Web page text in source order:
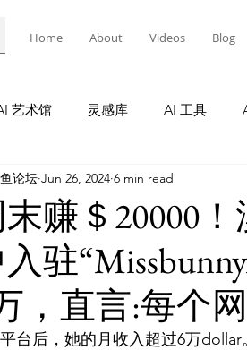
Home About Videos Blog
艺术馆 灵感库 AI 工具
AI Tool Tutorials
AI 新闻 灵感库
赚＄20000
驻
，直言:每个
论坛 Jun 26, 2024 6 min read
台后，她的月收入超过6万